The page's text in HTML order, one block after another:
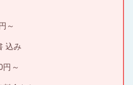
～
込み
円～